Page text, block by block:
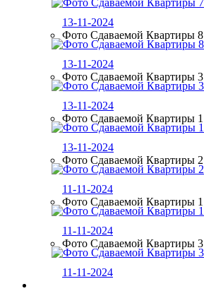
13-11-2024
Фото Сдаваемой Квартиры 8
13-11-2024
Фото Сдаваемой Квартиры 3
13-11-2024
Фото Сдаваемой Квартиры 1
13-11-2024
Фото Сдаваемой Квартиры 2
11-11-2024
Фото Сдаваемой Квартиры 1
11-11-2024
Фото Сдаваемой Квартиры 3
11-11-2024